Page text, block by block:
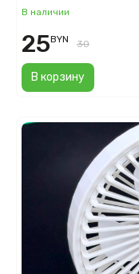
В наличии
В корзину
25BYN 30